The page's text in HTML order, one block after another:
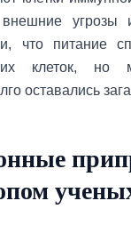
внешние
что питание
клеток, но
оставались